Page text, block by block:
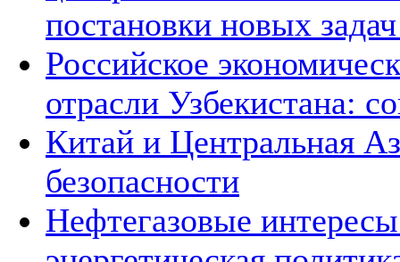
постановки новых
Российское
отрасли Узбекистана:
Китай и Центральная
безопасности
Нефтегазовые